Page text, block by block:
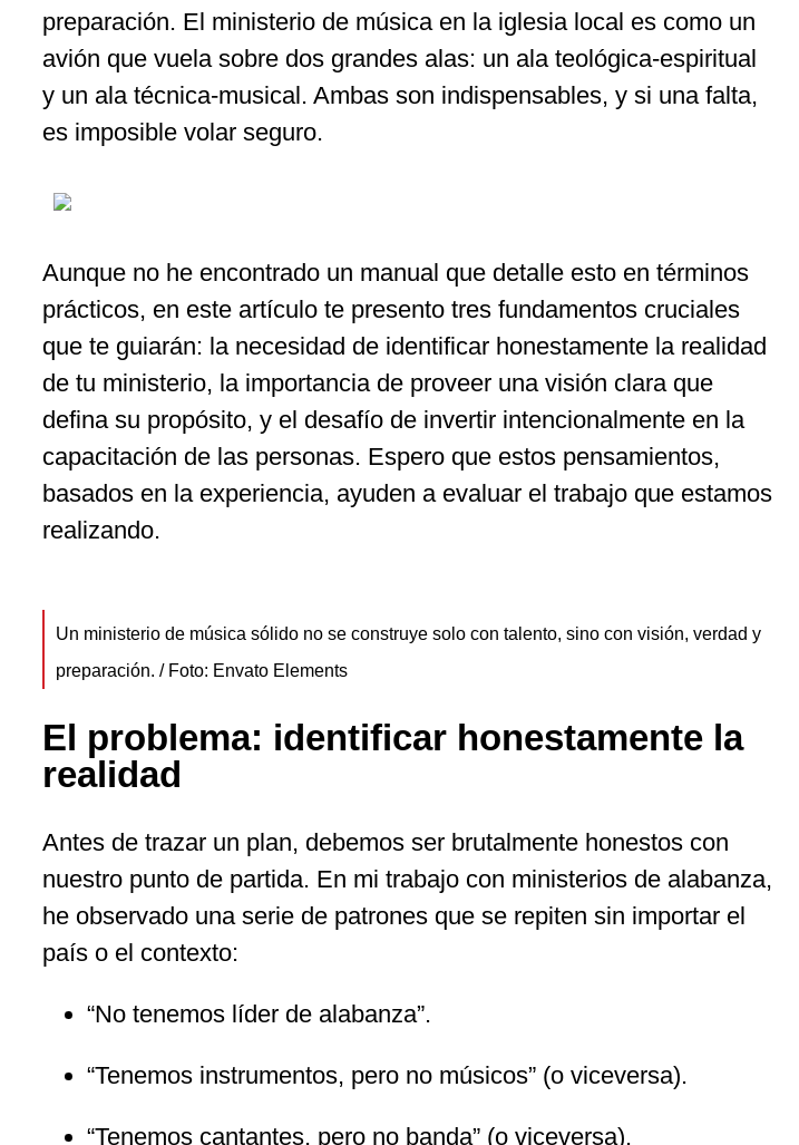
preparación. El ministerio de música en la iglesia local es como un
avión que vuela sobre dos grandes alas: un ala teológica-espiritual
y un ala técnica-musical. Ambas son indispensables, y si una falta,
es imposible volar seguro.
Aunque no he encontrado un manual que detalle esto en términos
prácticos, en este artículo te presento tres fundamentos cruciales
que te guiarán: la necesidad de identificar honestamente la realidad
de tu ministerio, la importancia de proveer una visión clara que
defina su propósito, y el desafío de invertir intencionalmente en la
capacitación de las personas. Espero que estos pensamientos,
basados en la experiencia, ayuden a evaluar el trabajo que estamos
realizando.
Un ministerio de música sólido no se construye solo con talento, sino con visión, verdad y
preparación. / Foto: Envato Elements
El problema: identificar honestamente la
realidad
Antes de trazar un plan, debemos ser brutalmente honestos con
nuestro punto de partida. En mi trabajo con ministerios de alabanza,
he observado una serie de patrones que se repiten sin importar el
país o el contexto:
“No tenemos líder de alabanza”.
“Tenemos instrumentos, pero no músicos” (o viceversa).
“Tenemos cantantes, pero no banda” (o viceversa).